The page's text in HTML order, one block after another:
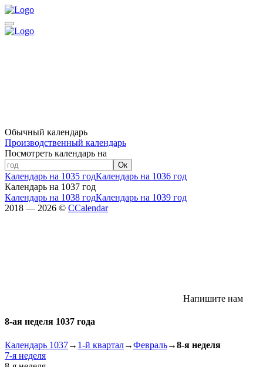
Обычный календарь
Производственный календарь
Посмотреть календарь на
Ок
Календарь на 1035 годКалендарь на 1036 год
Календарь на 1037 год
Календарь на 1038 годКалендарь на 1039 год
2018 — 2026 © CCalendar
Напишите нам
8-ая неделя 1037 года
Календарь 1037→ 1-й квартал→Февраль→8-я неделя
7-я неделя